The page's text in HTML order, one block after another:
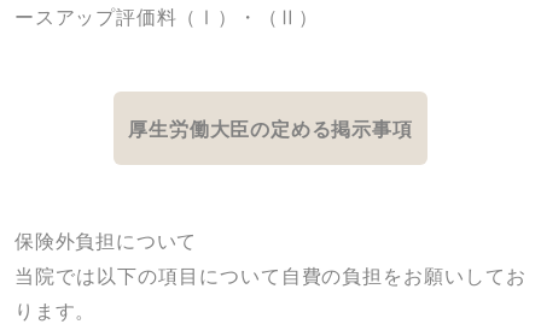
ースアップ評価料（Ⅰ）・（Ⅱ）
厚生労働大臣の定める掲示事項
保険外負担について
当院では以下の項目について自費の負担をお願いしてお
ります。